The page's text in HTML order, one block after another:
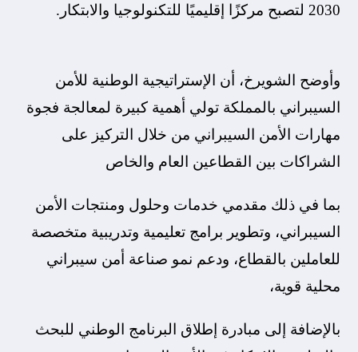
2030 لتصبح مركزًا إقليميًا للتكنولوجيا والابتكار.
وأوضح الشويرخ، أن الإستراتيجية الوطنية للأمن
السيبراني بالمملكة تولي أهمية كبيرة لمعالجة فجوة
مهارات الأمن السيبراني من خلال التركيز على
الشراكات بين القطاعين العام والخاص
بما في ذلك مقدمي خدمات وحلول ومنتجات الأمن
السيبراني، وتطوير برامج تعليمية وتدريبية متخصصة
للعاملين بالقطاع، ودعم نمو صناعة أمن سيبراني
محلية قوية،
بالإضافة إلى مبادرة إطلاق البرنامج الوطني للبحث